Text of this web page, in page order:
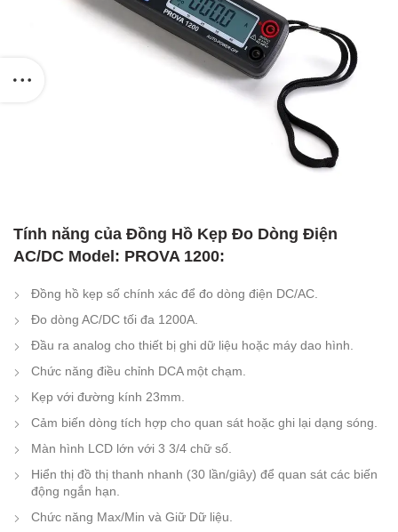
Tính năng của Đồng Hồ Kẹp Đo Dòng Điện
AC/DC Model: PROVA 1200:
Đồng hồ kẹp số chính xác để đo dòng điện DC/AC.
Đo dòng AC/DC tối đa 1200A.
Đầu ra analog cho thiết bị ghi dữ liệu hoặc máy dao hình.
Chức năng điều chỉnh DCA một chạm.
Kẹp với đường kính 23mm.
Cảm biến dòng tích hợp cho quan sát hoặc ghi lại dạng sóng.
Màn hình LCD lớn với 3 3/4 chữ số.
Hiển thị đồ thị thanh nhanh (30 lần/giây) để quan sát các biến
động ngắn hạn.
Chức năng Max/Min và Giữ Dữ liệu.